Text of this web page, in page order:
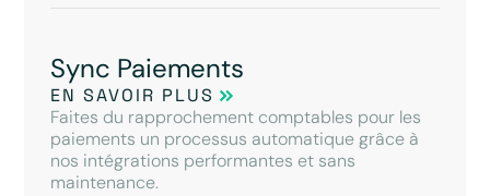
Sync Paiements
EN SAVOIR PLUS
Faites du rapprochement comptables pour les
paiements un processus automatique grâce à
nos intégrations performantes et sans
maintenance.